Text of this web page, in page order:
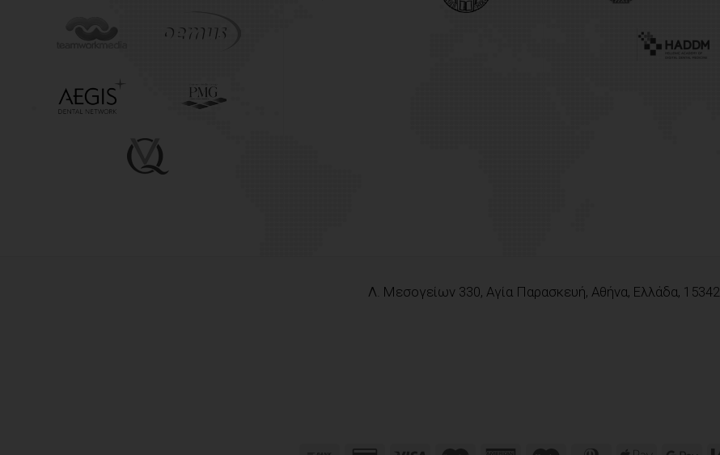
Λ. Μεσογείων 330, Αγία Παρασκευή, Αθήνα, Ελλάδα, 15342